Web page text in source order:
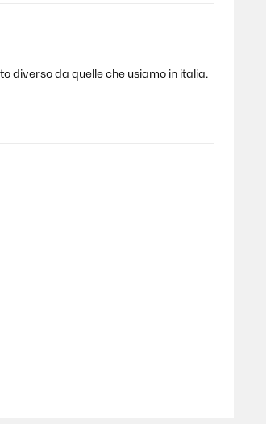
diverso da quelle che usiamo in italia.